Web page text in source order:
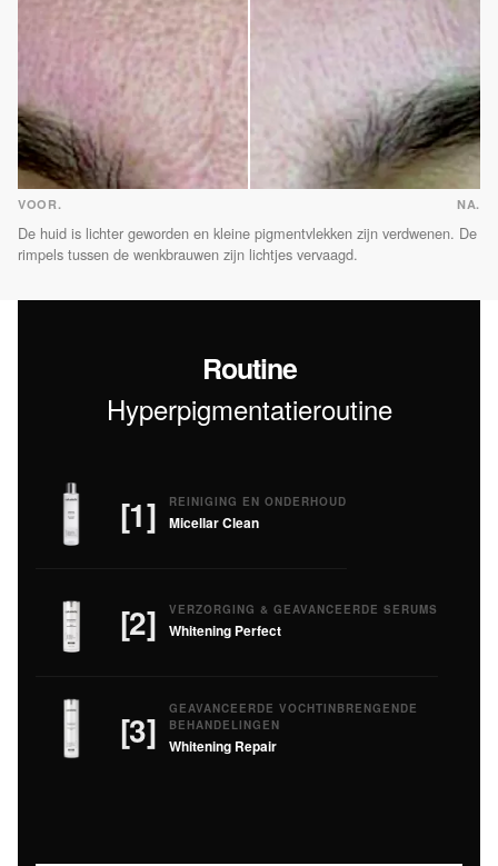
VOOR. NA.
De huid is lichter geworden en kleine pigmentvlekken zijn verdwenen. De
rimpels tussen de wenkbrauwen zijn lichtjes vervaagd.
Routine
Hyperpigmentatieroutine
[1] REINIGING EN ONDERHOUD
Micellar Clean
[2] VERZORGING & GEAVANCEERDE SERUMS
Whitening Perfect
[3]
GEAVANCEERDE VOCHTINBRENGENDE
BEHANDELINGEN
Whitening Repair